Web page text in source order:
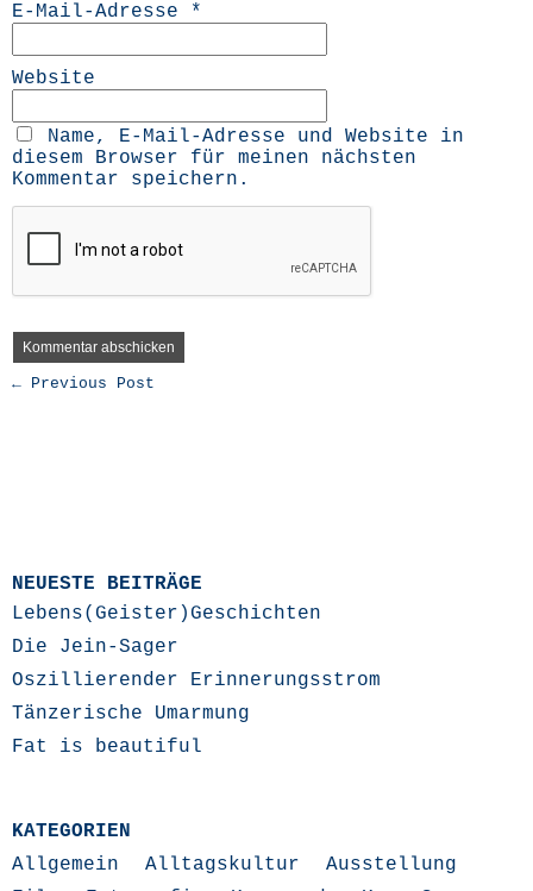
E-Mail-Adresse *
Website
Name, E-Mail-Adresse und Website in
diesem Browser für meinen nächsten
Kommentar speichern.
← Previous Post
NEUESTE BEITRÄGE
Lebens(Geister)Geschichten
Die Jein-Sager
Oszillierender Erinnerungsstrom
Tänzerische Umarmung
Fat is beautiful
KATEGORIEN
Allgemein
Alltagskultur
Ausstellung